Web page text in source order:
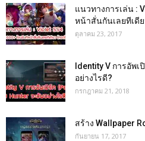
แนวทางการเล่น :
หน้าสั่นกันเลยทีเดี
ตุลาคม 23, 2017
Identity V การอัพ
อย่างไรดี?
กรกฎาคม 21, 2018
สร้าง Wallpaper
กันยายน 17, 2017